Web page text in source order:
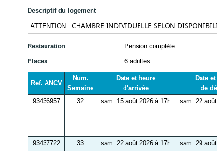
Descriptif du logement
ATTENTION : CHAMBRE INDIVIDUELLE SELON
Restauration Pension complète
Places 6 adultes
Ref. ANCV
Num.
Semaine
Date et heure
d'arrivée
Date
de
93436957
32 sam. 15 août 2026 à 17h sam. 22
93437722 33 sam. 22 août 2026 à 17h sam. 29